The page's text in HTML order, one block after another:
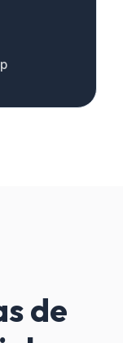
de